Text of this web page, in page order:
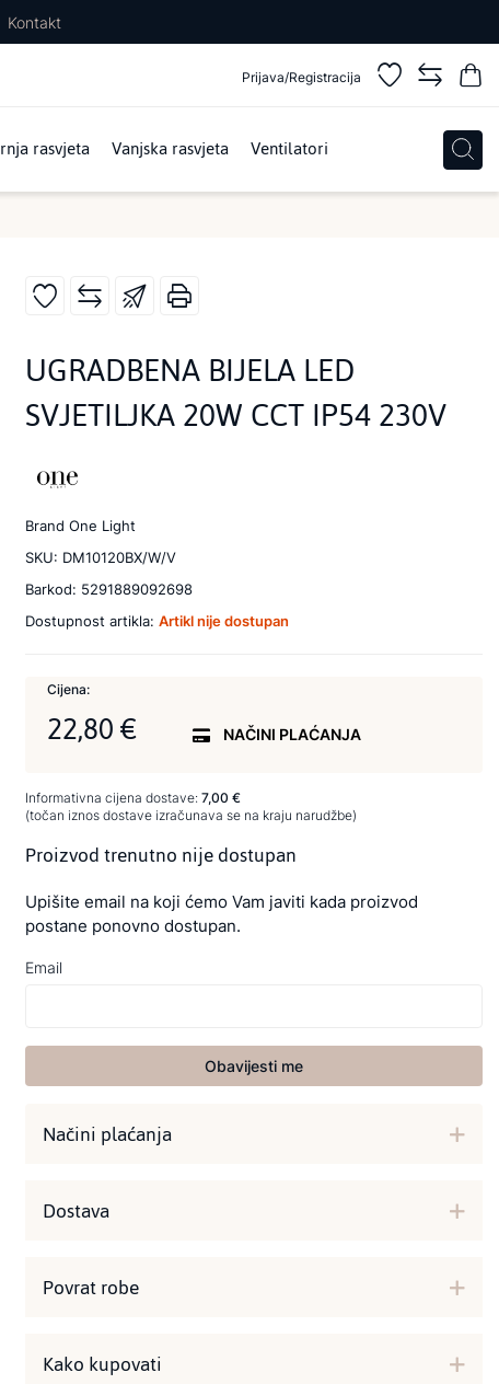
Kontakt
Prijava/Registracija
rasvjeta Vanjska rasvjeta Ventilatori
UGRADBENA BIJELA LED
SVJETILJKA 20W CCT IP54 230V
Brand One Light
SKU: DM10120BX/W/V
Barkod: 5291889092698
Dostupnost artikla: Artikl nije dostupan
Cijena:
22,80 € NAČINI PLAĆANJA
Informativna cijena dostave: 7,00 €
(točan iznos dostave izračunava se na kraju narudžbe)
Proizvod trenutno nije dostupan
Upišite email na koji ćemo Vam javiti kada proizvod
postane ponovno dostupan.
Email
Obavijesti me
Načini plaćanja
Dostava
Povrat robe
Kako kupovati